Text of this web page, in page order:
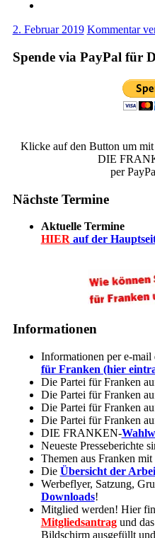
2. Februar 2019 Kommentar
Spende via PayPal für
Klicke auf den Button um
DIE
per
Nächste Termine
Aktuelle Termine
HIER auf der
Informationen
Informationen per e-mail
für Franken (hier
Die Partei für Franken
Die Partei für Franken
Die Partei für Franken
Die Partei für Franken
DIE FRANKEN-
Neueste Presseberichte
Themen aus Franken mit
Die Übersicht der
Werbeflyer, Satzung,
Downloads!
Mitglied werden! Hier
Mitgliedsantragund das
Bildschirm ausgefüllt